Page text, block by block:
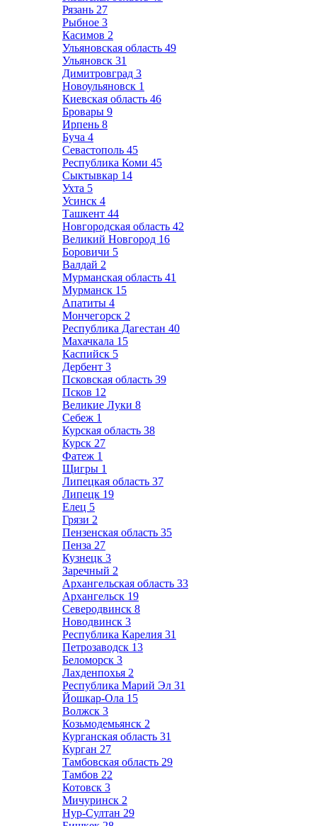
Рязань 27
Рыбное 3
Касимов 2
Ульяновская область 49
Ульяновск 31
Димитровград 3
Новоульяновск 1
Киевская область 46
Бровары 9
Ирпень 8
Буча 4
Севастополь 45
Республика Коми 45
Сыктывкар 14
Ухта 5
Усинск 4
Ташкент 44
Новгородская область 42
Великий Новгород 16
Боровичи 5
Валдай 2
Мурманская область 41
Мурманск 15
Апатиты 4
Мончегорск 2
Республика Дагестан 40
Махачкала 15
Каспийск 5
Дербент 3
Псковская область 39
Псков 12
Великие Луки 8
Себеж 1
Курская область 38
Курск 27
Фатеж 1
Щигры 1
Липецкая область 37
Липецк 19
Елец 5
Грязи 2
Пензенская область 35
Пенза 27
Кузнецк 3
Заречный 2
Архангельская область 33
Архангельск 19
Северодвинск 8
Новодвинск 3
Республика Карелия 31
Петрозаводск 13
Беломорск 3
Лахденпохья 2
Республика Марий Эл 31
Йошкар-Ола 15
Волжск 3
Козьмодемьянск 2
Курганская область 31
Курган 27
Тамбовская область 29
Тамбов 22
Котовск 3
Мичуринск 2
Нур-Султан 29